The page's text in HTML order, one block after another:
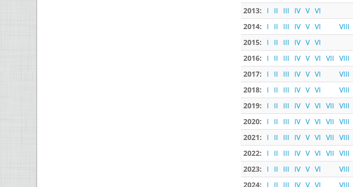
2013:
I II III IV V VI
2014:
I II III IV V VI VIII
2015:
I II III IV V VI
2016:
I II III IV V VI VII VIII
2017:
I II III IV V VI VIII
2018:
I II III IV V VI VIII
2019:
I II III IV V VI VII VIII
2020:
I II III IV V VI VII VIII
2021:
I II III IV V VI VII VIII
2022:
I II III IV V VI VII VIII
2023:
I II III IV V VI VIII
2024:
I II III IV V VI VIII